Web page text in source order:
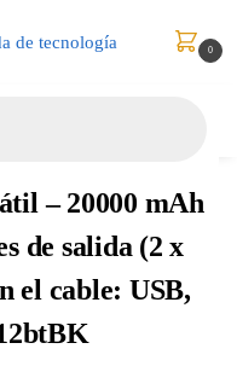
0
– 20000 mAh
de salida (2 x
el cable: USB,